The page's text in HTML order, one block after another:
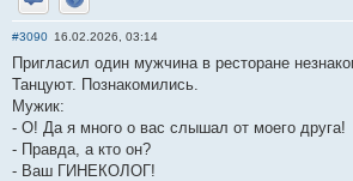
Отправить личное сообщение
Сайт
#3090 16.02.2026, 03:14
Пригласил один мужчина в ресторане
Танцуют. Познакомились.
Мужик:
- О! Да я много о вас слышал от моего друга!
- Правда, а кто он?
- Ваш ГИНЕКОЛОГ!